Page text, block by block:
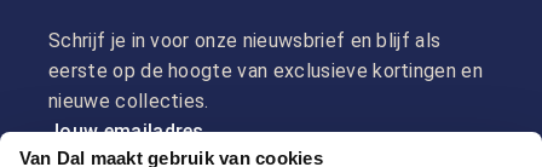
Van Dal maakt gebruik van cookies
Schrijf je in voor onze nieuwsbrief en blijf als
eerste op de hoogte van exclusieve kortingen en
nieuwe collecties.
Jouw emailadres